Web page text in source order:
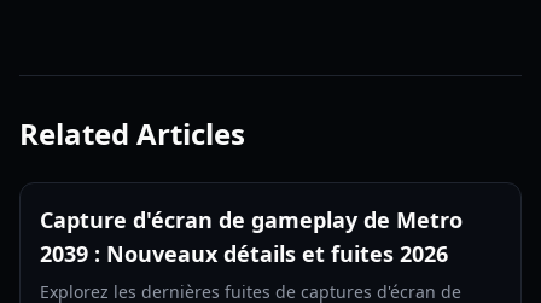
Related Articles
Capture d'écran de gameplay de Metro
2039 : Nouveaux détails et fuites 2026
Explorez les dernières fuites de captures d'écran de